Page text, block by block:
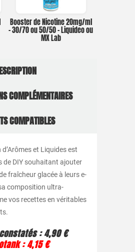
Booster de Nicotine 20mg/ml
– 30/70 ou 50/50 – Liquideo ou
MX Lab
COMPLÉMENTAIRES
COMPATIBLES
et Liquides est
de DIY souhaitant ajouter
fraîcheur glacée à leurs e-
composition ultra-
vos recettes en véritables
: 4,90 €
: 4,15 €